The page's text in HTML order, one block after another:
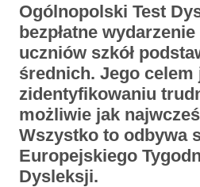
Ogólnopolski Test
bezpłatne
uczniów szkół
średnich. Jego
zidentyfikowaniu
możliwie jak
Wszystko to odbywa
Europejskiego
Dysleksji.